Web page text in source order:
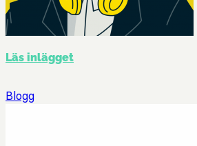
Läs inlägget
Blogg